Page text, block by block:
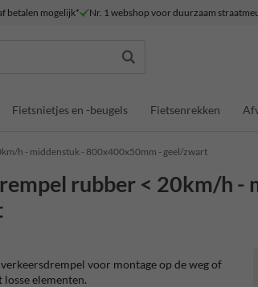
betalen mogelijk* Nr. 1 webshop voor duurzaam
Fietsnietjes en -beugels Fietsenrekken
h - middenstuk - 800x400x50mm - geel/zwart
rubber < 20km/h
voor montage op de weg of
elementen.